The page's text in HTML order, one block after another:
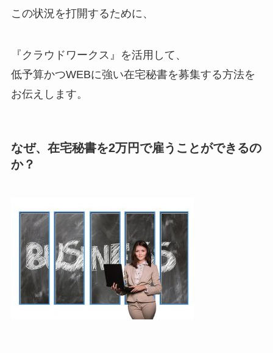
この状況を打開するために、
『クラウドワークス』を活用して、
低予算かつWEBに強い在宅秘書を募集する方法を
お伝えします。
なぜ、在宅秘書を2万円で雇うことができるの
か？